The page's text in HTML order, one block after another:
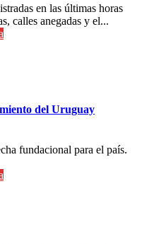
en las últimas horas
calles anegadas y el...
del Uruguay
fundacional para el país.